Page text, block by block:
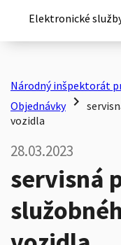
Elektronické
Národný inšpektorát
Objednávky chevron_right
vozidla
28.03.2023
servisná